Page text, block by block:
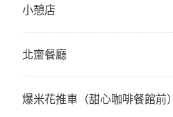
小憩店
北齋餐廳
爆米花推車（甜心咖啡餐館前）